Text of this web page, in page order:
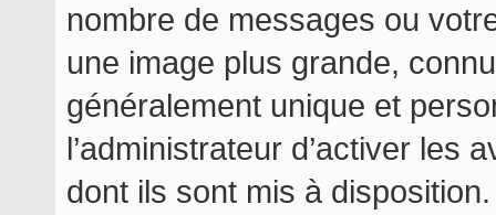
nombre de messages ou
une image plus grande,
généralement unique et
l’administrateur d’activer les
dont ils sont mis à